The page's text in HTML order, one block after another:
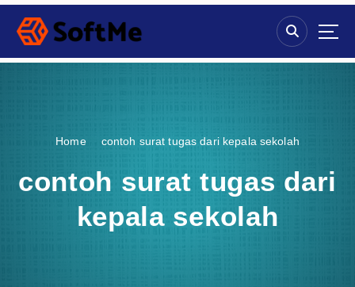
S
p
Home contoh surat tugas dari kepala sekolah
contoh surat tugas dari
kepala sekolah